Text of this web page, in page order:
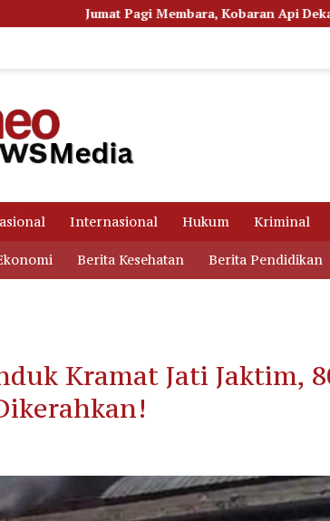
Kobaran Api Dekat SDN 3 Ketapang Picu
Internasional Hukum Kriminal
Berita Kesehatan Berita Pendidikan
Kramat Jati Jaktim,